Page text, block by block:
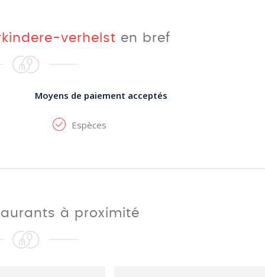
verhelst en bref
Moyens de paiement acceptés
Espèces
à proximité